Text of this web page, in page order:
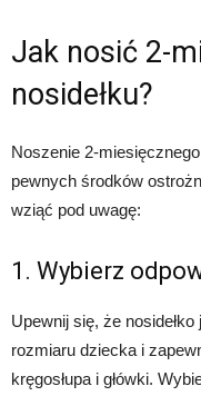
Jak nosić 2-
nosidełku?
Noszenie 2-
pewnych środków
wziąć pod uwagę:
1. Wybierz
Upewnij się, że
rozmiaru dziecka i
kręgosłupa i główki.